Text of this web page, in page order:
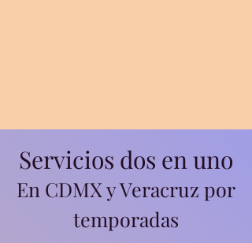
Servicios dos en uno
En CDMX y Veracruz por
temporadas